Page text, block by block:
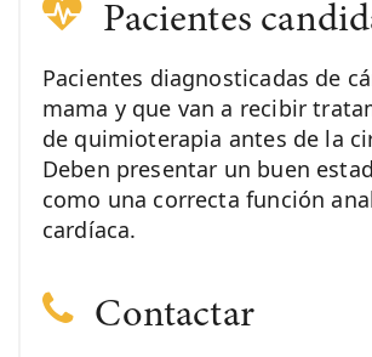
Pacientes
Pacientes diagnosticadas de
mama y que van a recibir
de quimioterapia antes de la
Deben presentar un buen
como una correcta función
cardíaca.
Contactar